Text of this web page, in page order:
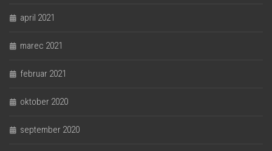
april 2021
marec 2021
februar 2021
oktober 2020
september 2020